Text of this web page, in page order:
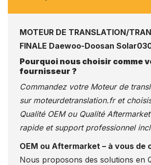
MOTEUR DE TRANSLATION/
FINALE Daewoo-Doosan
Pourquoi nous choisir comme
fournisseur ?
Commandez votre Moteur de
sur moteurdetranslation.fret
Qualité OEM ou Qualité
rapide et support professionnel
OEM ou Aftermarket – à vous de
Nous proposons des solutions en